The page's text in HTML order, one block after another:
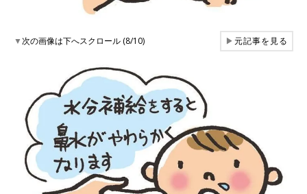
▼次の画像は下へスクロール (8/10) ▶元記事を見る